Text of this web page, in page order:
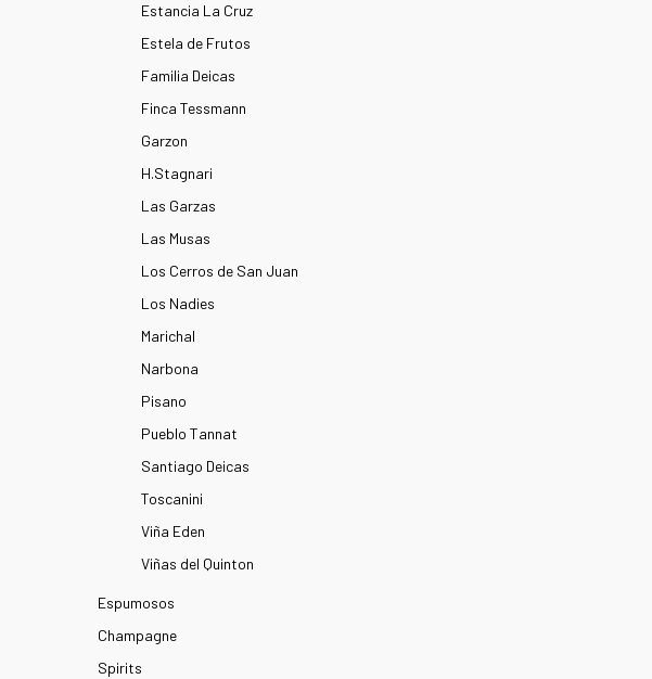
Estancia La Cruz
Estela de Frutos
Familia Deicas
Finca Tessmann
Garzon
H.Stagnari
Las Garzas
Las Musas
Los Cerros de San Juan
Los Nadies
Marichal
Narbona
Pisano
Pueblo Tannat
Santiago Deicas
Toscanini
Viña Eden
Viñas del Quinton
Espumosos
Champagne
Spirits